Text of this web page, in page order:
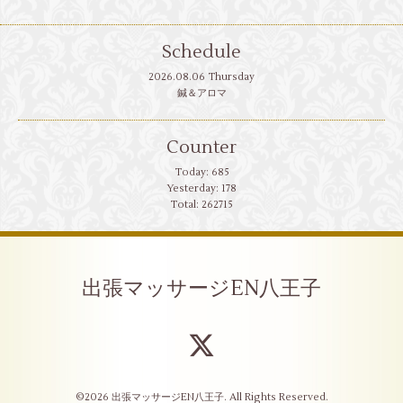
Schedule
2026.08.06 Thursday
鍼＆アロマ
Counter
Today: 685
Yesterday: 178
Total: 262715
出張マッサージEN八王子
©2026 出張マッサージEN八王子. All Rights Reserved.